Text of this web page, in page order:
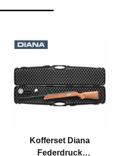
Kofferset Diana
Federdruck